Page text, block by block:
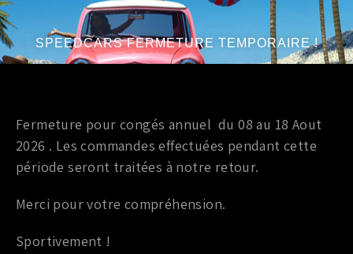
1 258,00€
Ajouter au panier
Année du véhicule:à partir de 2003 - 2006
Série: 3.5 V6 VQ35DE
SPEEDCARS FERMETURE TEMPORAIRE !
Fermeture pour congés annuel du 08 au 18 Aout
2026 . Les commandes effectuées pendant cette
période seront traitées à notre retour.
Merci pour votre compréhension.
Sportivement !